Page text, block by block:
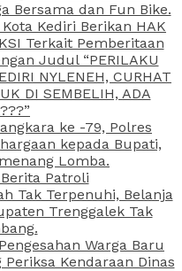
Bersama dan Fun Bike.
Kediri Berikan HAK
Terkait Pemberitaan
Judul “PERILAKU
NYLENEH, CURHAT
DI SEMBELIH, ADA
ke -79, Polres
kepada Bupati,
Lomba.
Patroli
Tak Terpenuhi, Belanja
Trenggalek Tak
Warga Baru
Kendaraan Dinas